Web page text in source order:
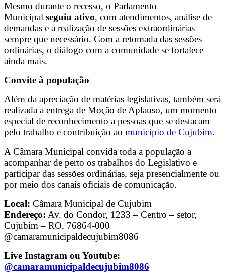
Mesmo durante o recesso, o Parlamento
Municipal seguiu ativo, com atendimentos, análise de
demandas e a realização de sessões extraordinárias
sempre que necessário. Com a retomada das sessões
ordinárias, o diálogo com a comunidade se fortalece
ainda mais.
Convite à população
Além da apreciação de matérias legislativas, também será
realizada a entrega de Moção de Aplauso, um momento
especial de reconhecimento a pessoas que se destacam
pelo trabalho e contribuição ao município de Cujubim.
A Câmara Municipal convida toda a população a
acompanhar de perto os trabalhos do Legislativo e
participar das sessões ordinárias, seja presencialmente ou
por meio dos canais oficiais de comunicação.
Local: Câmara Municipal de Cujubim
Endereço: Av. do Condor, 1233 – Centro – setor,
Cujubim – RO, 76864-000
@camaramunicipaldecujubim8086
Live Instagram ou Youtube:
@camaramunicipaldecujubim8086